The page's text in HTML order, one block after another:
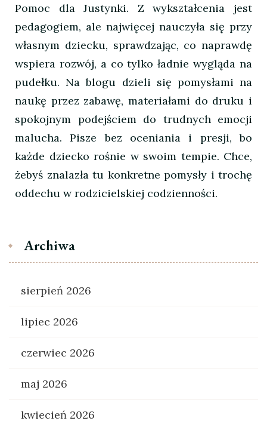
Pomoc dla Justynki. Z wykształcenia jest
pedagogiem, ale najwięcej nauczyła się przy
własnym dziecku, sprawdzając, co naprawdę
wspiera rozwój, a co tylko ładnie wygląda na
pudełku. Na blogu dzieli się pomysłami na
naukę przez zabawę, materiałami do druku i
spokojnym podejściem do trudnych emocji
malucha. Pisze bez oceniania i presji, bo
każde dziecko rośnie w swoim tempie. Chce,
żebyś znalazła tu konkretne pomysły i trochę
oddechu w rodzicielskiej codzienności.
Archiwa
sierpień 2026
lipiec 2026
czerwiec 2026
maj 2026
kwiecień 2026